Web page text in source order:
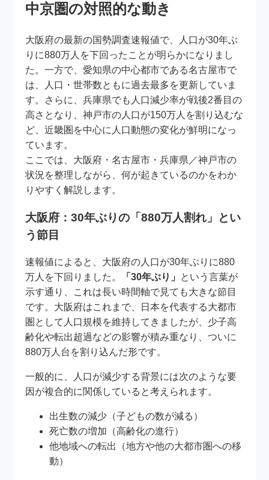
中京圏の対照的な動き
大阪府の最新の国勢調査速報値で、人口が30年ぶ
りに880万人を下回ったことが明らかになりまし
た。一方で、愛知県の中心都市である名古屋市で
は、人口・世帯数ともに過去最多を更新していま
す。さらに、兵庫県でも人口減少率が戦後2番目の
高さとなり、神戸市の人口が150万人を割り込むな
ど、近畿圏を中心に人口動態の変化が鮮明になっ
ています。
ここでは、大阪府・名古屋市・兵庫県／神戸市の
状況を整理しながら、何が起きているのかをわか
りやすく解説します。
大阪府：30年ぶりの「880万人割れ」とい
う節目
速報値によると、大阪府の人口が30年ぶりに880
万人を下回りました。
「30年ぶり」 という言葉が
示す通り、これは長い時間軸で見ても大きな節目
です。大阪府はこれまで、日本を代表する大都市
圏として人口規模を維持してきましたが、少子高
齢化や転出超過などの影響が積み重なり、ついに
880万人台を割り込んだ形です。
一般的に、人口が減少する背景には次のような要
因が複合的に関係していると考えられます。
出生数の減少（子どもの数が減る）
死亡数の増加（高齢化の進行）
他地域への転出（地方や他の大都市圏への移
動）